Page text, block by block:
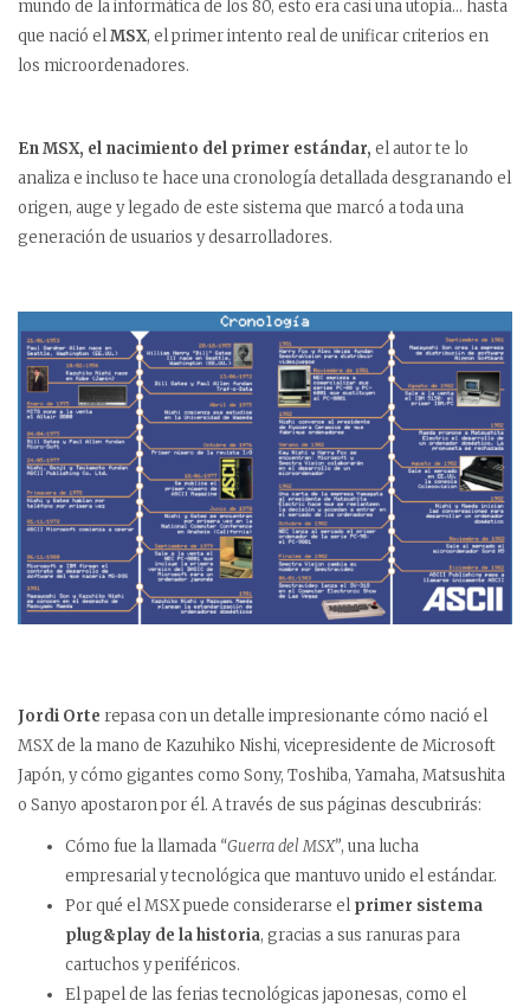
mundo de la informática de los 80, esto era casi una utopía… hasta
que nació elMSX, el primer intento real de unificar criterios en
los microordenadores.
En MSX, el nacimiento del primer estándar, el autor te lo
analiza e incluso te hace una cronología detallada desgranando el
origen, auge y legado de este sistema que marcó a toda una
generación de usuarios y desarrolladores.
Jordi Orte repasa con un detalle impresionante cómo nació el
MSX de la mano de Kazuhiko Nishi, vicepresidente de Microsoft
Japón, y cómo gigantes como Sony, Toshiba, Yamaha, Matsushita
o Sanyo apostaron por él. A través de sus páginas descubrirás:
Cómo fue la llamada “Guerra del MSX”, una lucha
empresarial y tecnológica que mantuvo unido el estándar.
Por qué el MSX puede considerarse elprimer sistema
plug&play de la historia, gracias a sus ranuras para
cartuchos y periféricos.
El papel de las ferias tecnológicas japonesas, como el